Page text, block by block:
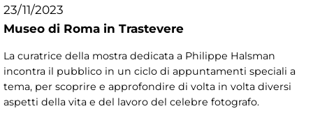
23/11/2023
Museo di Roma in Trastevere
La curatrice della mostra dedicata a Philippe Halsman
incontra il pubblico in un ciclo di appuntamenti speciali a
tema, per scoprire e approfondire di volta in volta diversi
aspetti della vita e del lavoro del celebre fotografo.